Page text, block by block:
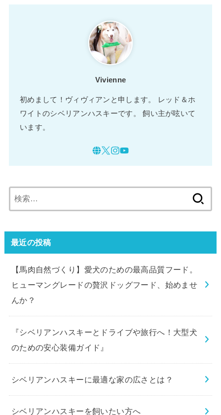
Vivienne
初めまして！ヴィヴィアンと申します。 レッド＆ホ
ワイトのシベリアンハスキーです。 飼い主が呟いて
います。
索:
最近の投稿
【馬肉自然づくり】愛犬のための最高品質フード。
ヒューマングレードの贅沢ドッグフード、始めませ
んか？
『シベリアンハスキーとドライブや旅行へ！大型犬
のための安心装備ガイド』
シベリアンハスキーに最適な家の広さとは？
シベリアンハスキーを飼いたい方へ